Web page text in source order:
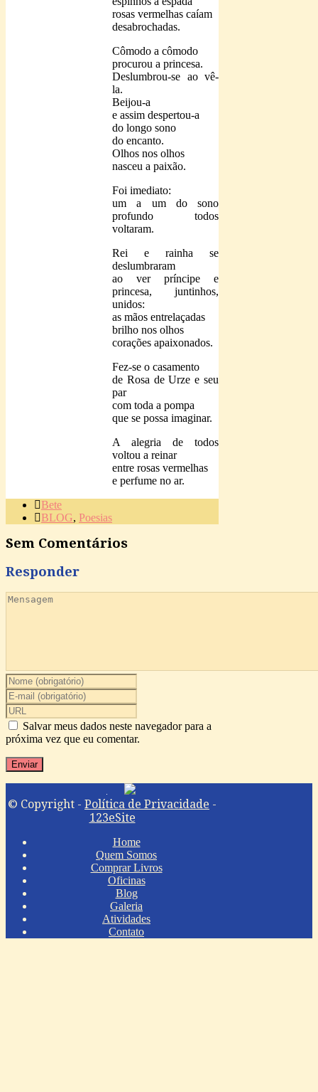
rosas vermelhas caíam
desabrochadas.
Cômodo a cômodo
procurou a princesa.
Deslumbrou-se ao vê-
la.
Beijou-a
e assim despertou-a
do longo sono
do encanto.
Olhos nos olhos
nasceu a paixão.
Foi imediato:
um a um do sono
profundo todos
voltaram.
Rei e rainha se
deslumbraram
ao ver príncipe e
princesa, juntinhos,
unidos:
as mãos entrelaçadas
brilho nos olhos
corações apaixonados.
Fez-se o casamento
de Rosa de Urze e seu
par
com toda a pompa
que se possa imaginar.
A alegria de todos
voltou a reinar
entre rosas vermelhas
e perfume no ar.
Bete
BLOG, Poesias
Sem Comentários
Responder
Salvar meus dados neste navegador para a
próxima vez que eu comentar.
© Copyright - Política de Privacidade -
123eSite
Home
Quem Somos
Comprar Livros
Oficinas
Blog
Galeria
Atividades
Contato